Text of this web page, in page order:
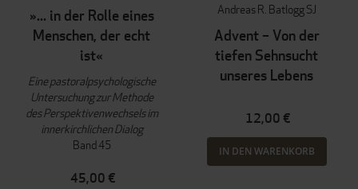
»... in der Rolle eines
Menschen, der echt
ist«
Eine pastoralpsychologische
Untersuchung zur Methode
des Perspektivenwechsels im
innerkirchlichen Dialog
Band 45
45,00 €
Andreas R. Batlogg SJ
Advent – Von der
tiefen Sehnsucht
unseres Lebens
12,00 €
IN DEN WARENKORB